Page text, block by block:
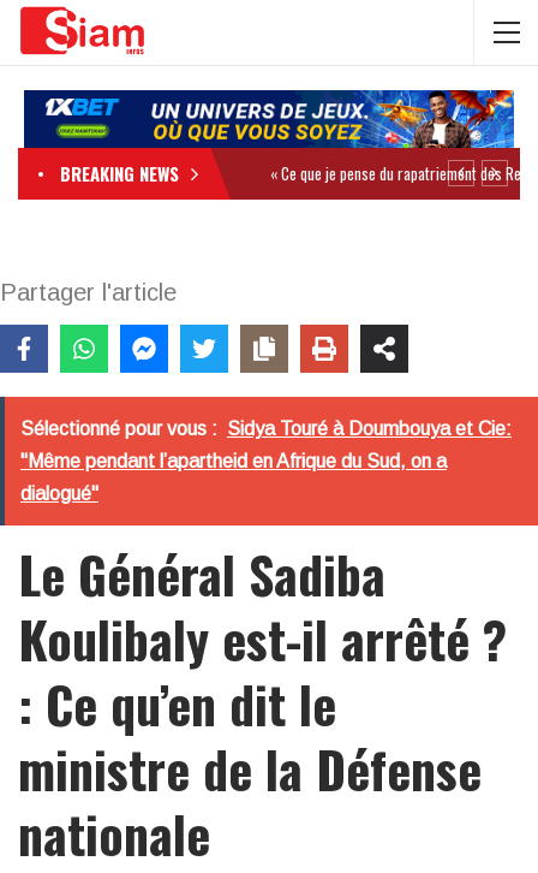
BREAKING NEWS
Partager l'article
Sélectionné pour vous : Sidya Touré à Doumbouya et Cie:
"Même pendant l’apartheid en Afrique du Sud, on a
dialogué"
Le Général Sadiba
Koulibaly est-il arrêté ?
: Ce qu’en dit le
ministre de la Défense
nationale